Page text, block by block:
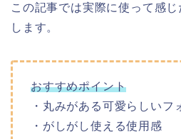
この記事では実際に使って感じ
します。
おすすめポイント
・丸みがある可愛らしいフ
・がしがし使える使用感